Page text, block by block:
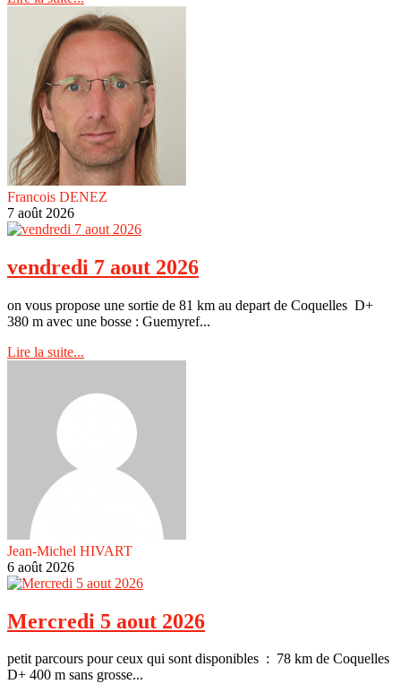
Francois DENEZ
7 août 2026
vendredi 7 aout 2026
on vous propose une sortie de 81 km au depart de Coquelles D+
380 m avec une bosse : Guemyref...
Lire la suite...
Jean-Michel HIVART
6 août 2026
Mercredi 5 aout 2026
petit parcours pour ceux qui sont disponibles : 78 km de Coquelles
D+ 400 m sans grosse...